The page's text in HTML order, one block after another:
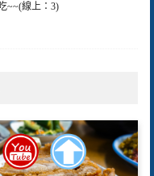
~~(線上：3)